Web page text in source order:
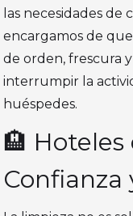
las necesidades de
encargamos de
de orden, frescura
interrumpir la
huéspedes.
🏨
Confianza